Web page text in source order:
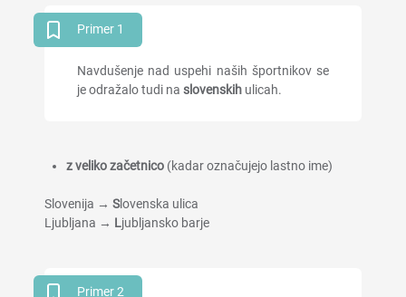
Primer 1
Navdušenje nad uspehi naših športnikov se
je odražalo tudi na slovenskih ulicah.
z veliko začetnico(kadar označujejo lastno ime)
Slovenija → Slovenska ulica
Ljubljana → Ljubljansko barje
Primer 2